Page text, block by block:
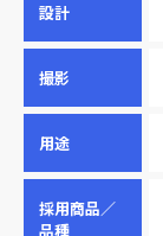
設計
撮影
用途
採用商品／
品種